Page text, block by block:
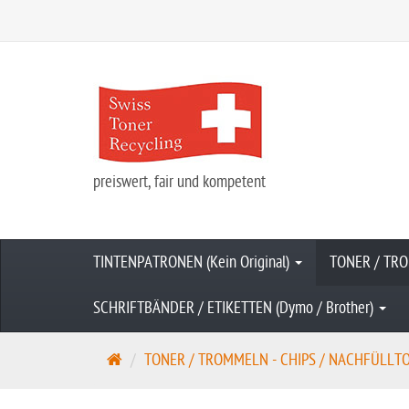
preiswert, fair und kompetent
TINTENPATRONEN (Kein Original) TONER /
SCHRIFTBÄNDER / ETIKETTEN (Dymo / Brother)
S
TONER / TROMMELN - CHIPS /